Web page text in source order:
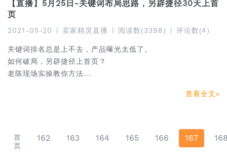
【直播】5月25日-关键词布局思路，另辟捷径30天上首
页
2021-05-20 卖家精灵直播 阅读数(3398) 评论数(4)
关键词排名总是上不去，产品曝光太低了。
如何破局，另辟捷径上首页？
老陈现场实操教你方法...
查看全文
首
页
162 163 164 165 166 167